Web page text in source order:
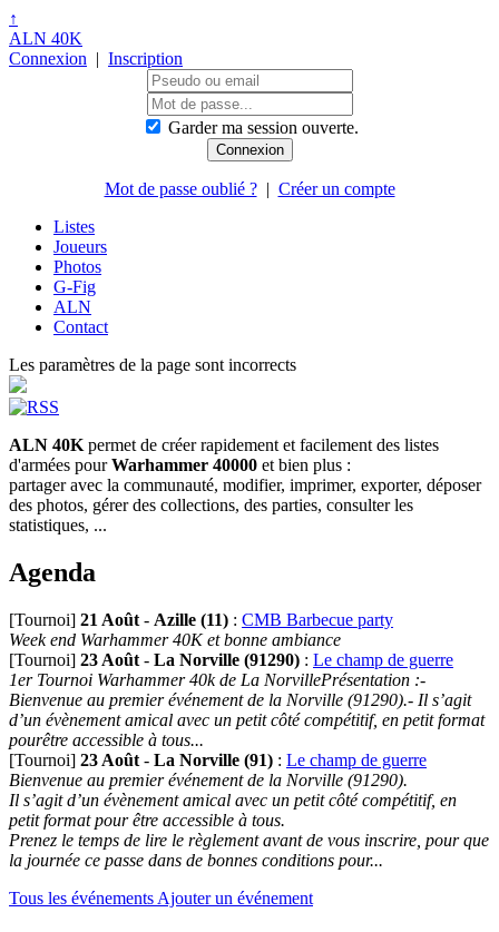
↑
ALN 40K
Connexion | Inscription
Garder ma session ouverte.
Mot de passe oublié ?| Créer un compte
Listes
Joueurs
Photos
G-Fig
ALN
Contact
Les paramètres de la page sont incorrects
ALN 40K permet de créer rapidement et facilement des listes
d'armées pourWarhammer 40000 et bien plus :
partager avec la communauté, modifier, imprimer, exporter, déposer
des photos, gérer des collections, des parties, consulter les
statistiques, ...
Agenda
[Tournoi] 21 Août - Azille (11) : CMB Barbecue party
Week end Warhammer 40K et bonne ambiance
[Tournoi] 23 Août - La Norville (91290) : Le champ de guerre
1er Tournoi Warhammer 40k de La NorvillePrésentation :-
Bienvenue au premier événement de la Norville (91290).- Il s’agit
d’un évènement amical avec un petit côté compétitif, en petit format
pourêtre accessible à tous...
[Tournoi] 23 Août - La Norville (91) : Le champ de guerre
Bienvenue au premier événement de la Norville (91290).
Il s’agit d’un évènement amical avec un petit côté compétitif, en
petit format pour être accessible à tous.
Prenez le temps de lire le règlement avant de vous inscrire, pour que
la journée ce passe dans de bonnes conditions pour...
Tous les événements Ajouter un événement